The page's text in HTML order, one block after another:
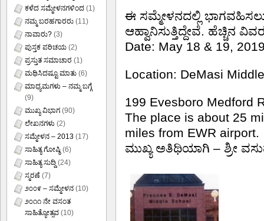
ಈ ಸಮ್ಮೇಳನದಲ್ಲಿ
ಆಹ್ವಾನಿಸುತ್ತಿದ್ದೇವೆ. ಹೆಚ್ಚಿನ
Date: May 18 & 19,
Location: DeMasi
199 Evesboro Medford
The place is about 25
miles from EWR airport.
ಮುಖ್ಯ ಅತಿಥಿಯಾಗಿ – ಶ್ರೀ
ಕಳೆದ ಸಮ್ಮೇಳನಗಳಿಂದ (1)
ನಮ್ಮ ಬರಹಗಾರರು (11)
ನಾವಾರು? (3)
ಪುಸ್ತಕ ಪರಿಚಯ (2)
ಪ್ರಸ್ತುತ ಸಮಾಚಾರ (1)
ಮಥಿಸಿದಷ್ಟೂ ಮಾತು (6)
ಮಾಧ್ಯಮಗಳು – ನಮ್ಮ ಬಗ್ಗೆ
(9)
ಮುಖ್ಯ ವಿಭಾಗ (90)
ಲೇಖನಗಳು (2)
ಸಮ್ಮೇಳನ – 2013 (17)
ಸಾಹಿತ್ಯ ಗೋಷ್ಠಿ (6)
ಸಾಹಿತ್ಯ ಸುದ್ದಿ (24)
ಸ್ಮರಣೆ (7)
೨೦೦೯ – ಸಮ್ಮೇಳನ (10)
೨೦೧೧ ನೇ ವಸಂತ
ಸಾಹಿತ್ಯೋತ್ಸವ (10)